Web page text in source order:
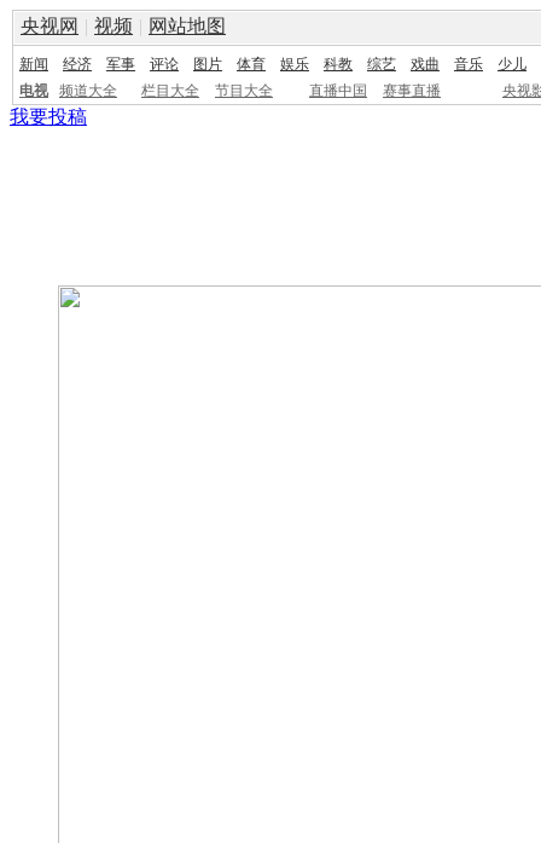
央视网 | 视频 | 网站地图
新闻 经济 军事 评论 图片 体育 娱乐 科教 综艺 戏曲 音乐
少儿
电视
频道大全 栏目大全 节目大全 直播中国 赛事直播 央视
我要投稿